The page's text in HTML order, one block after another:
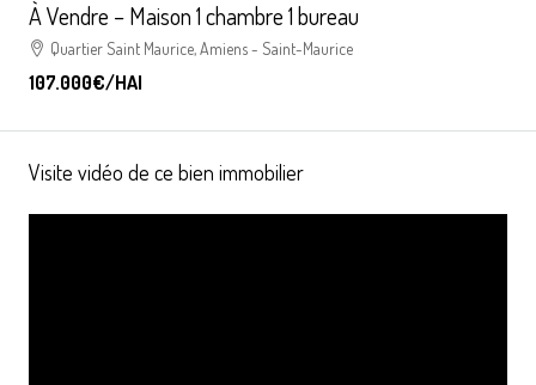
À Vendre – Maison 1 chambre 1 bureau
Quartier Saint Maurice, Amiens - Saint-Maurice
107.000€/HAI
Visite vidéo de ce bien immobilier